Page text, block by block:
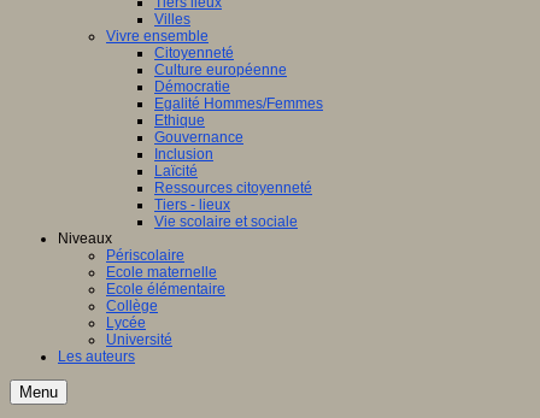
Villes
Vivre ensemble
Citoyenneté
Culture européenne
Démocratie
Egalité Hommes/Femmes
Ethique
Gouvernance
Inclusion
Laïcité
Ressources citoyenneté
Tiers - lieux
Vie scolaire et sociale
Niveaux
Périscolaire
Ecole maternelle
Ecole élémentaire
Collège
Lycée
Université
Les auteurs
Menu